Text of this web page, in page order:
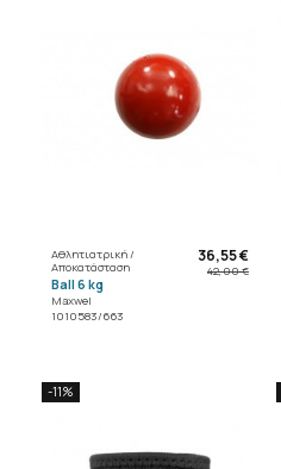
Αθλητιατρική /
Αποκατάσταση
Ball 6 kg
Maxwel
1010583/663
36,55 €
42,00 €
-11%